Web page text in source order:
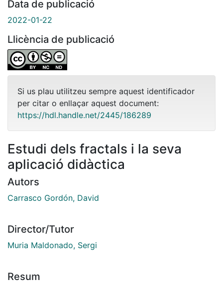
Data de publicació
2022-01-22
Llicència de publicació
Si us plau utilitzeu sempre aquest identificador
per citar o enllaçar aquest document:
https://hdl.handle.net/2445/186289
Estudi dels fractals i la seva
aplicació didàctica
Autors
Carrasco Gordón, David
Director/Tutor
Muria Maldonado, Sergi
Resum